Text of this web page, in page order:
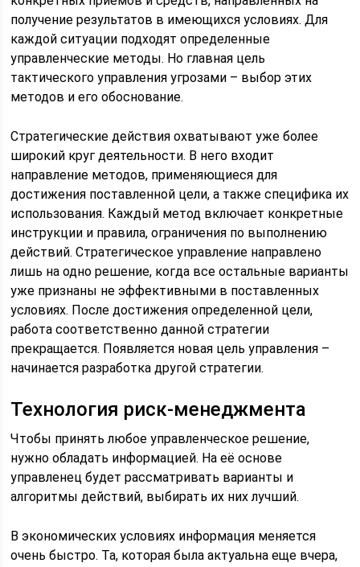
получение результатов в имеющихся условиях. Для
каждой ситуации подходят определенные
управленческие методы. Но главная цель
тактического управления угрозами – выбор этих
методов и его обоснование.
Стратегические действия охватывают уже более
широкий круг деятельности. В него входит
направление методов, применяющиеся для
достижения поставленной цели, а также специфика их
использования. Каждый метод включает конкретные
инструкции и правила, ограничения по выполнению
действий. Стратегическое управление направлено
лишь на одно решение, когда все остальные варианты
уже признаны не эффективными в поставленных
условиях. После достижения определенной цели,
работа соответственно данной стратегии
прекращается. Появляется новая цель управления –
начинается разработка другой стратегии.
Технология риск-менеджмента
Чтобы принять любое управленческое решение,
нужно обладать информацией. На её основе
управленец будет рассматривать варианты и
алгоритмы действий, выбирать их них лучший.
В экономических условиях информация меняется
очень быстро. Та, которая была актуальна еще вчера,